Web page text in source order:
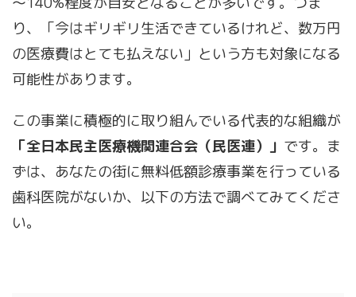
り、「今はギリギリ生活できているけれど、数万円
の医療費はとても払えない」という方も対象になる
可能性があります。
この事業に積極的に取り組んでいる代表的な組織が
「全日本民主医療機関連合会（民医連）」 です。ま
ずは、あなたの街に無料低額診療事業を行っている
歯科医院がないか、以下の方法で調べてみてくださ
い。